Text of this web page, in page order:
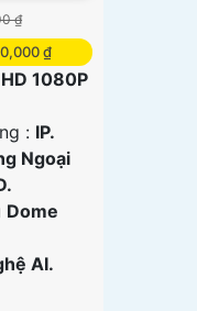
₫
₫
1080P
: IP.
Ngoại
Dome
AI.